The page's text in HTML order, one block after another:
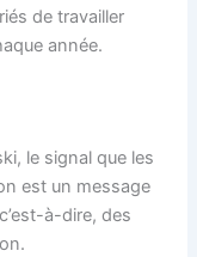
de travailler
année.
le signal que les
est un message
à-dire, des